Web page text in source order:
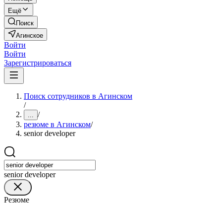
Ещё
Поиск
Агинское
Войти
Войти
Зарегистрироваться
Поиск сотрудников в Агинском
/
... /
резюме в Агинском/
senior developer
senior developer
Резюме